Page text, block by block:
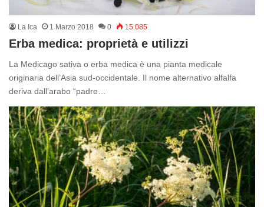
La Ica 1 Marzo 2018 0 15.085
Erba medica: proprietà e utilizzi
La Medicago sativa o erba medica è una pianta medicale
originaria dell’Asia sud-occidentale. Il nome alternativo alfalfa
deriva dall’arabo “padre…